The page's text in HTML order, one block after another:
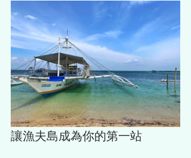
讓漁夫島成為你的第一站